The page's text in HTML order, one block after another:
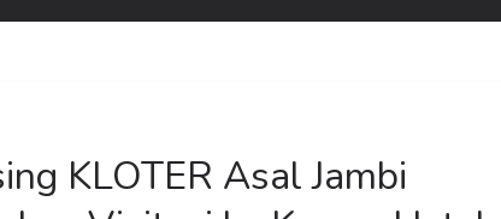
KLOTER Asal Jambi